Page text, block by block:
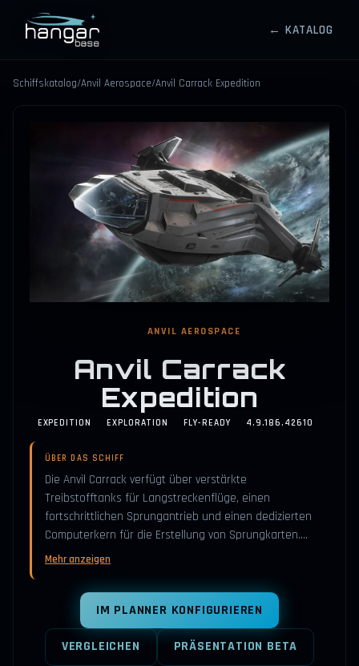
HANGARBASE
← KATALOG
Schiffskatalog/Anvil Aerospace/Anvil Carrack Expedition
ANVIL AEROSPACE
Anvil Carrack
Expedition
EXPEDITION EXPLORATION FLY-READY 4.9.186.42610
ÜBER DAS SCHIFF
Die Anvil Carrack verfügt über verstärkte
Treibstofftanks für Langstreckenflüge, einen
fortschrittlichen Sprungantrieb und einen dedizierten
Computerkern für die Erstellung von Sprungkarten.…
Mehr anzeigen
IM PLANNER KONFIGURIEREN
VERGLEICHEN PRÄSENTATION BETA
⤢